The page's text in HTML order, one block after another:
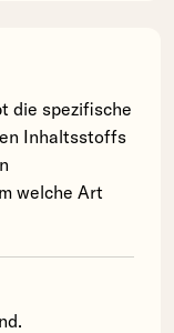
die spezifische
Inhaltsstoffs
welche Art